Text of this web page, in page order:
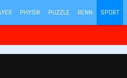
PHYSIK PUZZLE RENN SPORT